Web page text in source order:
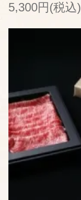
5,300円(税込)